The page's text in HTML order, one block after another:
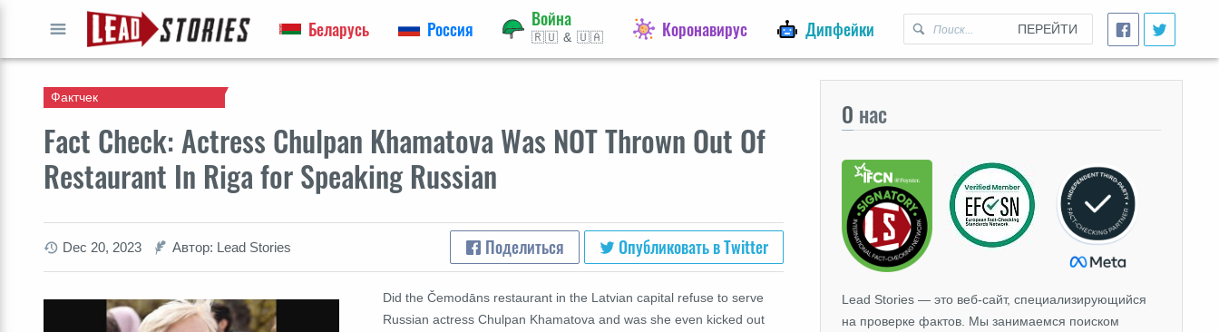
ПЕРЕЙТИ
Беларусь Россия Война
🇷🇺 & 🇺🇦 Коронавирус Дипфейки
Fact Check: Actress Chulpan Khamatova Was NOT Thrown Out Of
Restaurant In Riga for Speaking Russian
Фактчек
Dec 20, 2023 Автор: Lead Stories Поделиться Опубликовать в Twitter
Did the Čemodāns restaurant in the Latvian capital refuse to serve
Russian actress Chulpan Khamatova and was she even kicked out
О нас
Lead Stories — это веб-сайт, специализирующийся
на проверке фактов. Мы занимаемся поиском